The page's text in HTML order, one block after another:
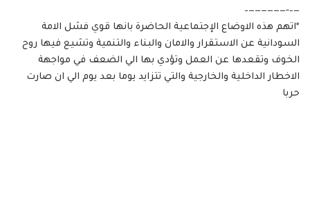
—–‐——————–
*اتهم هذه الاوضاع الإجتماعية الحاضرة بانها قوي فشل الامة
السودانية عن الاستقرار والامان والبناء والتنمية وتشيع فيها روح
الخوف وتقعدها عن العمل وتؤدي بها الي الضعف في مواجهة
الاخطار الداخلية والخارجية والتي تتزايد يوما بعد يوم الي ان صارت
حربا